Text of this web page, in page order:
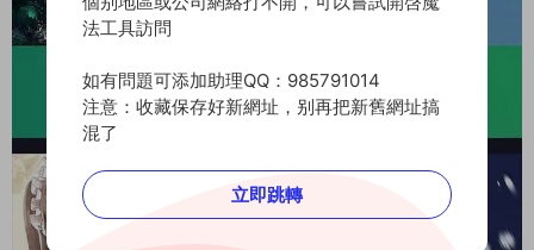
法工具訪問
如有問題可添加助理QQ：985791014
注意：收藏保存好新網址，别再把新舊網址搞
混了
立即跳轉